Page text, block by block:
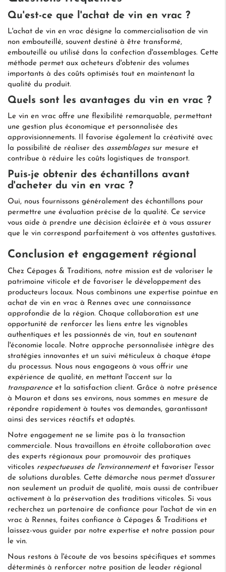
Qu'est-ce que l'achat de vin en vrac ?
L'achat de vin en vrac désigne la commercialisation de vin
non embouteillé, souvent destiné à être transformé,
embouteillé ou utilisé dans la confection d'assemblages. Cette
méthode permet aux acheteurs d'obtenir des volumes
importants à des coûts optimisés tout en maintenant la
qualité du produit.
Quels sont les avantages du vin en vrac ?
Le vin en vrac offre une flexibilité remarquable, permettant
une gestion plus économique et personnalisée des
approvisionnements. Il favorise également la créativité avec
la possibilité de réaliser des assemblagessur mesure et
contribue à réduire les coûts logistiques de transport.
Puis-je obtenir des échantillons avant
d'acheter du vin en vrac ?
Oui, nous fournissons généralement des échantillons pour
permettre une évaluation précise de la qualité. Ce service
vous aide à prendre une décision éclairée et à vous assurer
que le vin correspond parfaitement à vos attentes gustatives.
Conclusion et engagement régional
Chez Cépages & Traditions, notre mission est de valoriser le
patrimoine viticole et de favoriser le développement des
producteurs locaux. Nous combinons une expertise pointue en
achat de vin en vrac à Rennes avec une connaissance
approfondie de la région. Chaque collaboration est une
opportunité de renforcer les liens entre les vignobles
authentiques et les passionnés de vin, tout en soutenant
l'économie locale. Notre approche personnalisée intègre des
stratégies innovantes et un suivi méticuleux à chaque étape
du processus. Nous nous engageons à vous offrir une
expérience de qualité, en mettant l'accent sur la
transparenceet la satisfaction client. Grâce à notre présence
à Mauron et dans ses environs, nous sommes en mesure de
répondre rapidement à toutes vos demandes, garantissant
ainsi des services réactifs et adaptés.
Notre engagement ne se limite pas à la transaction
commerciale. Nous travaillons en étroite collaboration avec
des experts régionaux pour promouvoir des pratiques
viticoles respectueuses de l'environnementet favoriser l'essor
de solutions durables. Cette démarche nous permet d'assurer
non seulement un produit de qualité, mais aussi de contribuer
activement à la préservation des traditions viticoles. Si vous
recherchez un partenaire de confiance pour l'achat de vin en
vrac à Rennes, faites confiance à Cépages & Traditions et
laissez-vous guider par notre expertise et notre passion pour
le vin.
Nous restons à l'écoute de vos besoins spécifiques et sommes
déterminés à renforcer notre position de leader régional